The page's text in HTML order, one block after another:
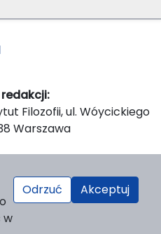
Filozofii, ul. Wóycickiego
Warszawa
ul. Dewajtis 5, domek
w
Odrzuć Akceptuj